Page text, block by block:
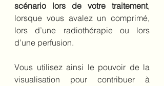
scénario lors de votre traitement,
lorsque vous avalez un comprimé,
lors d’une radiothérapie ou lors
d’une perfusion.
Vous utilisez ainsi le pouvoir de la
visualisation pour contribuer à